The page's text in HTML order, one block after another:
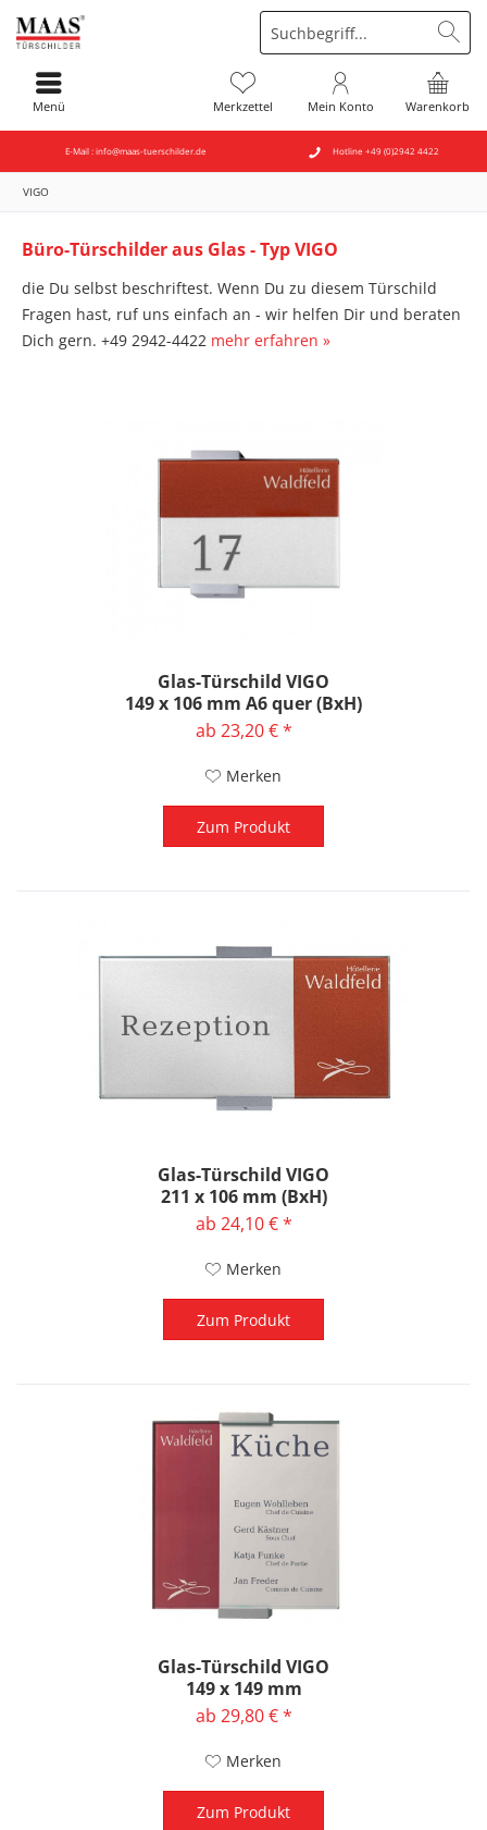
E-Mail : info@maas-tuerschilder.de Hotline +49 (0)2942 4422
Warenkorb
Merkzettel Mein Konto
Menü
VIGO
Büro-Türschilder aus Glas - Typ VIGO
die Du selbst beschriftest. Wenn Du zu diesem Türschild
Fragen hast, ruf uns einfach an - wir helfen Dir und beraten
Dich gern. +49 2942-4422 mehr erfahren »
Glas-Türschild VIGO
149 x 106 mm A6 quer (BxH)
ab 23,20 € *
Merken
Zum Produkt
Glas-Türschild VIGO
211 x 106 mm (BxH)
ab 24,10 € *
Merken
Zum Produkt
Glas-Türschild VIGO
149 x 149 mm
ab 29,80 € *
Merken
Zum Produkt